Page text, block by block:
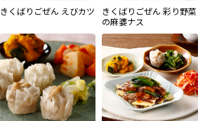
きくばりごぜん えびカツ
きくばりごぜん 彩り野菜
の麻婆ナス